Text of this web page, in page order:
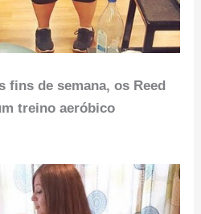
fins de semana, os Reed
treino aeróbico